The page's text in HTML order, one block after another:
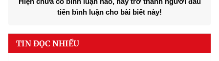
tiên bình luận cho bài biết này!
TIN ĐỌC NHIỀU